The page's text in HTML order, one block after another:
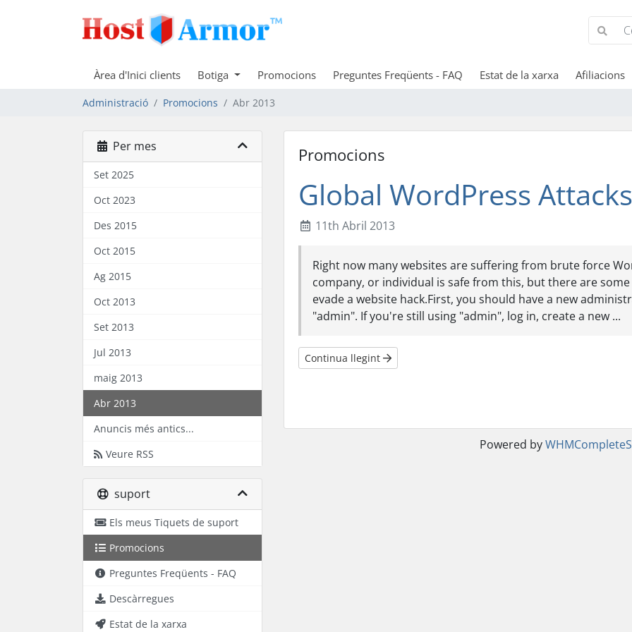
Àrea d'Inici clients Botiga Promocions Preguntes Freqüents - FAQ Estat de la xarxa Afiliacions
Administració Promocions Abr 2013
Per mes
Set 2025
Oct 2023
Des 2015
Oct 2015
Ag 2015
Oct 2013
Set 2013
Jul 2013
maig 2013
Abr 2013
Anuncis més antics...
Veure RSS
suport
Els meus Tiquets de suport
Promocions
Preguntes Freqüents - FAQ
Descàrregues
Estat de la xarxa
Promocions
Global WordPress Attacks
11th Abril 2013
Right now many websites are suffering from brute force
company, or individual is safe from this, but there are
evade a website hack.First, you should have a new
"admin". If you're still using "admin", log in, create a new ...
Continua llegint
Powered by